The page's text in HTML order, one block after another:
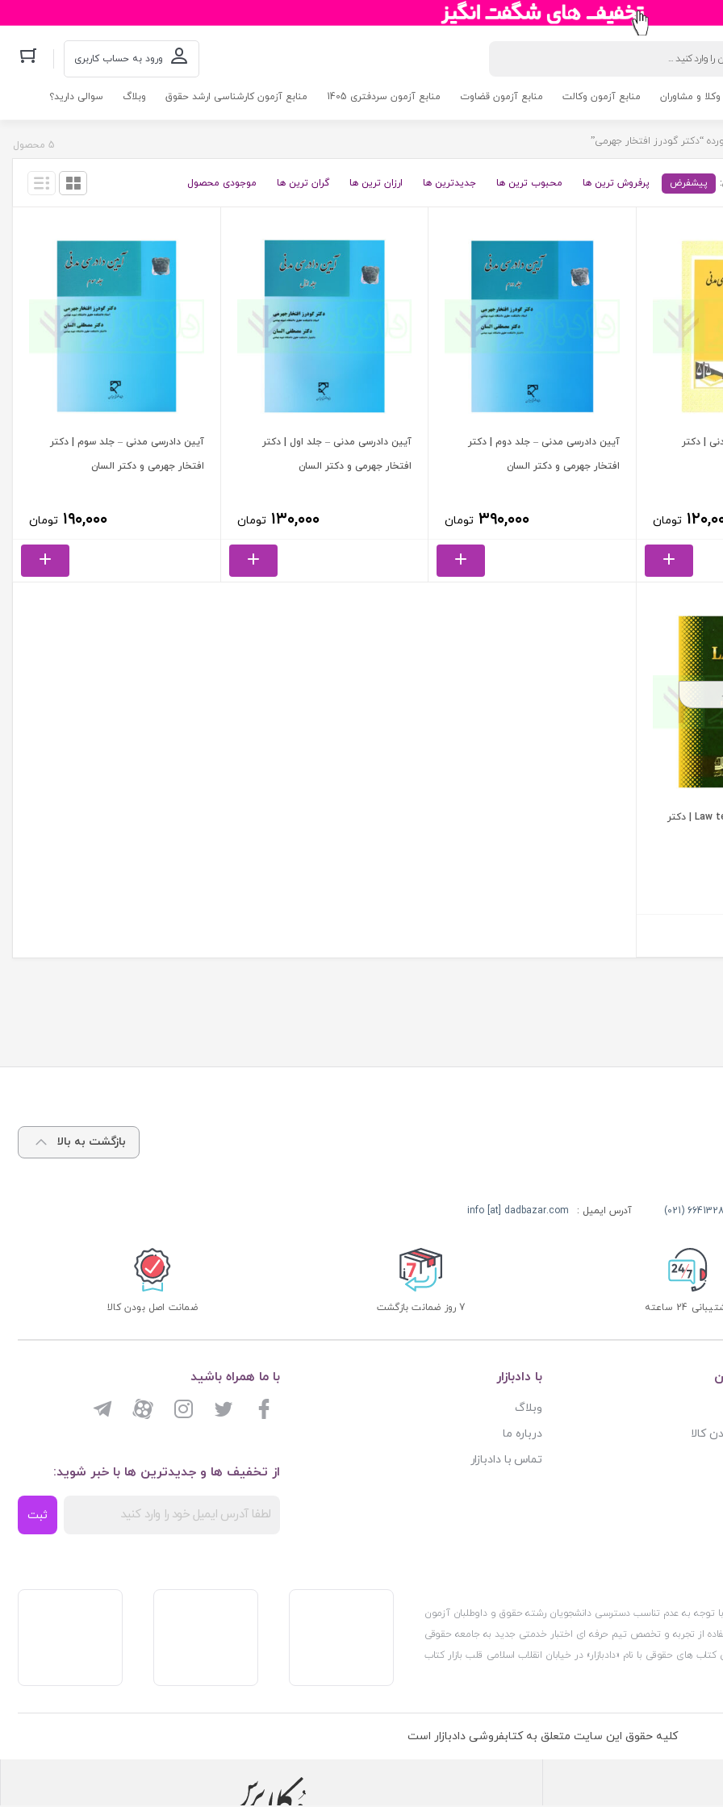
ورود به حساب کاربری
و مشاوران منابع آزمون وکالت منابع آزمون قضاوت منابع آزمون سردفتری 1405 منابع آزمون کارشناسی ارشد حقوق وبلاگ سوالی دارید؟
“دکتر گودرز افتخار جهرمی” 5 محصول
پیشفرض پرفروش ترین ها محبوب ترین ها جدیدترین ها ارزان ترین ها گران ترین ها موجودی محصول
| دکتر
تومان
آیین دادرسی مدنی – جلد دوم | دکتر
افتخار جهرمی و دکتر السان
۳۹۰,۰۰۰ تومان
آیین دادرسی مدنی – جلد اول | دکتر
افتخار جهرمی و دکتر السان
۱۳۰,۰۰۰ تومان
آیین دادرسی مدنی – جلد سوم | دکتر
افتخار جهرمی و دکتر السان
۱۹۰,۰۰۰ تومان
Law texts for Law Students | دکتر
بازگشت به بالا
آدرس ایمیل : info [at] dadbazar.com
24 ساعته 7 روز ضمانت بازگشت ضمانت اصل بودن کالا
کالا
با دادبازار
وبلاگ
درباره ما
تماس با دادبازار
از تخفیف ها و جدیدترین ها با خبر شوید:
ثبت
با ما همراه باشید
توجه به عدم تناسب دسترسی دانشجویان رشته حقوق و داوطلبان آزمون
از تجربه و تخصص تیم حرفه ای اختبار خدمتی جدید به جامعه حقوقی
های حقوقی با نام «دادبازار» در خیابان انقلاب اسلامی قلب بازار کتاب
وزارت صنعت، معدن و تجارت، نشان ملی ثبت رسانه های دیجیتال از
تلفیق آن با شناخت کامل نیازهای جامعه حقوقی کشور راه اندازی کردیم تا
کلیه حقوق این سایت متعلق به کتابفروشی دادبازار است